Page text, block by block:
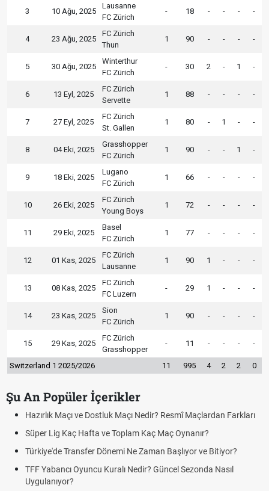
3 10 Ağu, 2025
Lausanne
FC Zürich
- 18 - - - -
4 23 Ağu, 2025
FC Zürich
Thun
1 90 - - - -
5 30 Ağu, 2025
Winterthur
FC Zürich
- 30 2 - 1 -
6 13 Eyl, 2025
FC Zürich
Servette
1 88 - - - -
7 27 Eyl, 2025
FC Zürich
St. Gallen
1 80 - 1 - -
8 04 Eki, 2025
Grasshopper
FC Zürich
1 90 - - 1 -
9 18 Eki, 2025
Lugano
FC Zürich
1 66 - - - -
10 26 Eki, 2025
FC Zürich
Young Boys
1 72 - - - -
11 29 Eki, 2025
Basel
FC Zürich
1 77 - - - -
12 01 Kas, 2025
FC Zürich
Lausanne
1 90 1 - - -
13 08 Kas, 2025
FC Zürich
FC Luzern
- 29 1 - - -
14 23 Kas, 2025
Sion
FC Zürich
1 90 - - - -
15 29 Kas, 2025
FC Zürich
Grasshopper
- 11 - - - -
Switzerland 1 2025/2026 11 995 4 2 2 0
Şu An Popüler İçerikler
Maçı ve Dostluk Maçı Nedir? Resmî Maçlardan Farkları
Lig Kaç Hafta ve Toplam Kaç Maç Oynanır?
Transfer Dönemi Ne Zaman Başlıyor ve Bitiyor?
Oyuncu Kuralı Nedir? Güncel Sezonda Nasıl
Puan